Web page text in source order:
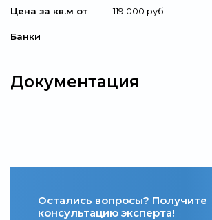
Цена за кв.м от 119 000 руб.
Банки
Документация
Остались вопросы? Получите
консультацию эксперта!